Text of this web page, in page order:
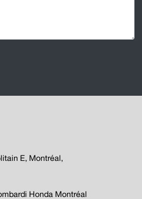
E, Montréal,
Honda Montréal